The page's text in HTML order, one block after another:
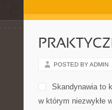
POSTED BY ADMIN
Skandynawia to
w którym niezwykłe